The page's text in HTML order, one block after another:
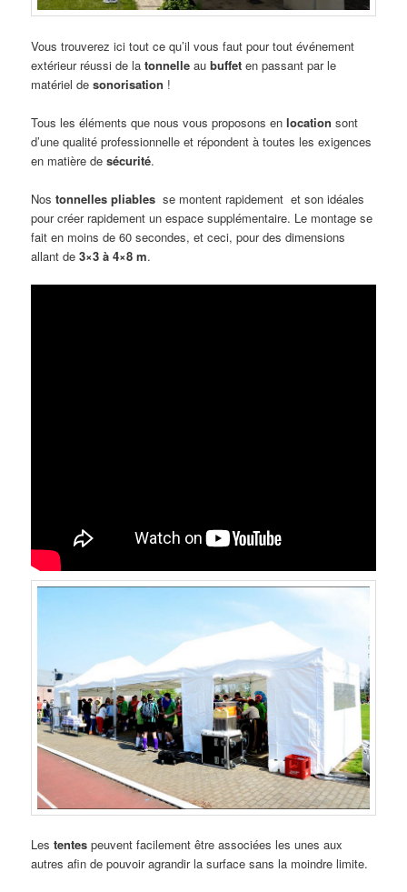
Vous trouverez ici tout ce qu’il vous faut pour tout événement
extérieur réussi de latonnelle aubuffet en passant par le
matériel desonorisation !
Tous les éléments que nous vous proposons en location sont
d’une qualité professionnelle et répondent à toutes les exigences
en matière desécurité.
Nostonnelles pliables se montent rapidement et son idéales
pour créer rapidement un espace supplémentaire. Le montage se
fait en moins de 60 secondes, et ceci, pour des dimensions
allant de 3×3 à 4×8 m.
Lestentes peuvent facilement être associées les unes aux
autres afin de pouvoir agrandir la surface sans la moindre limite.